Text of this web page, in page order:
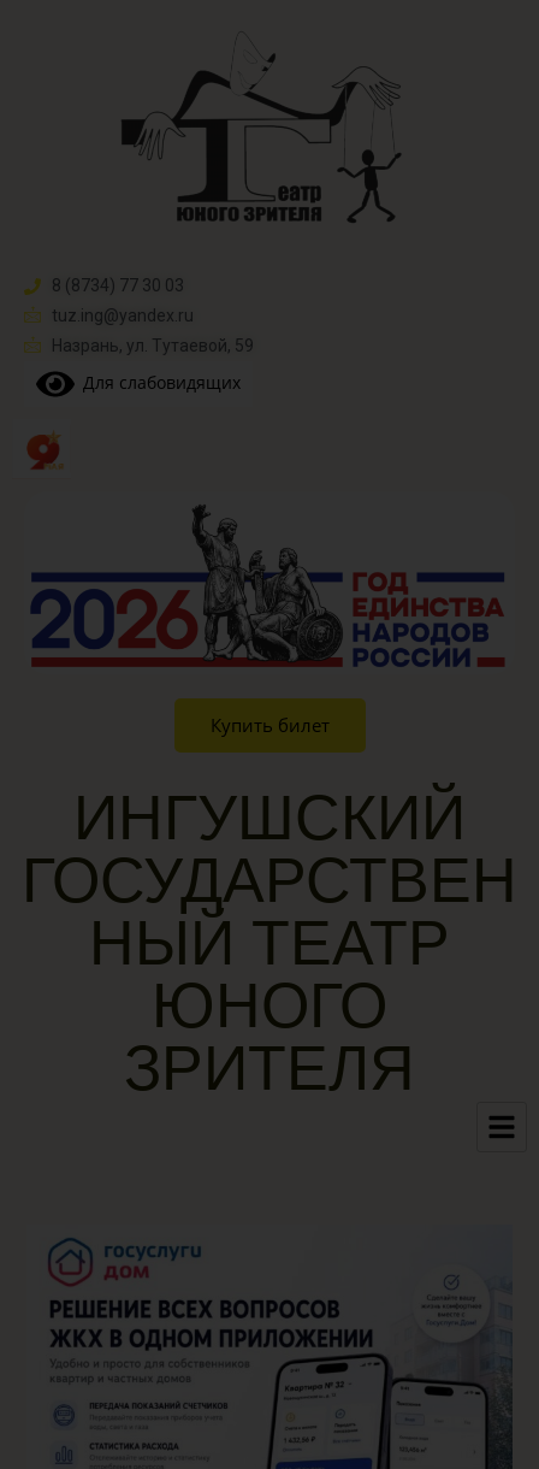
8 (8734) 77 30 03
tuz.ing@yandex.ru​
Назрань, ул. Тутаевой, 59
Для слабовидящих
Купить билет
ИНГУШСКИЙ
ГОСУДАРСТВЕН
НЫЙ ТЕАТР
ЮНОГО
ЗРИТЕЛЯ